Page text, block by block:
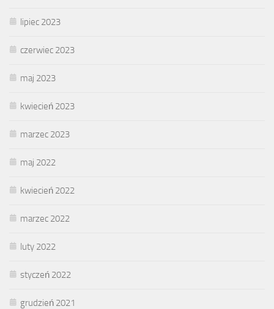
lipiec 2023
czerwiec 2023
maj 2023
kwiecień 2023
marzec 2023
maj 2022
kwiecień 2022
marzec 2022
luty 2022
styczeń 2022
grudzień 2021